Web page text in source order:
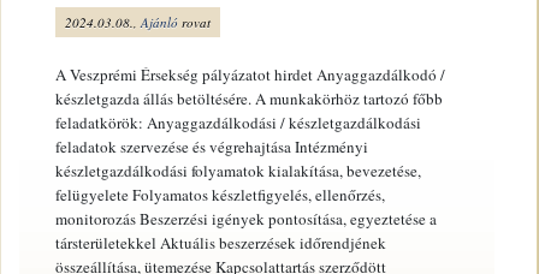
2024.03.08., Ajánló rovat
A Veszprémi Érsekség pályázatot hirdet Anyaggazdálkodó /
készletgazda állás betöltésére. A munkakörhöz tartozó főbb
feladatkörök: Anyaggazdálkodási / készletgazdálkodási
feladatok szervezése és végrehajtása Intézményi
készletgazdálkodási folyamatok kialakítása, bevezetése,
felügyelete Folyamatos készletfigyelés, ellenőrzés,
monitorozás Beszerzési igények pontosítása, egyeztetése a
társterületekkel Aktuális beszerzések időrendjének
összeállítása, ütemezése Kapcsolattartás szerződött